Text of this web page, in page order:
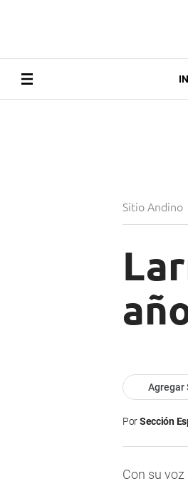
Sitio Andino
Agregar
PorSección
Con su